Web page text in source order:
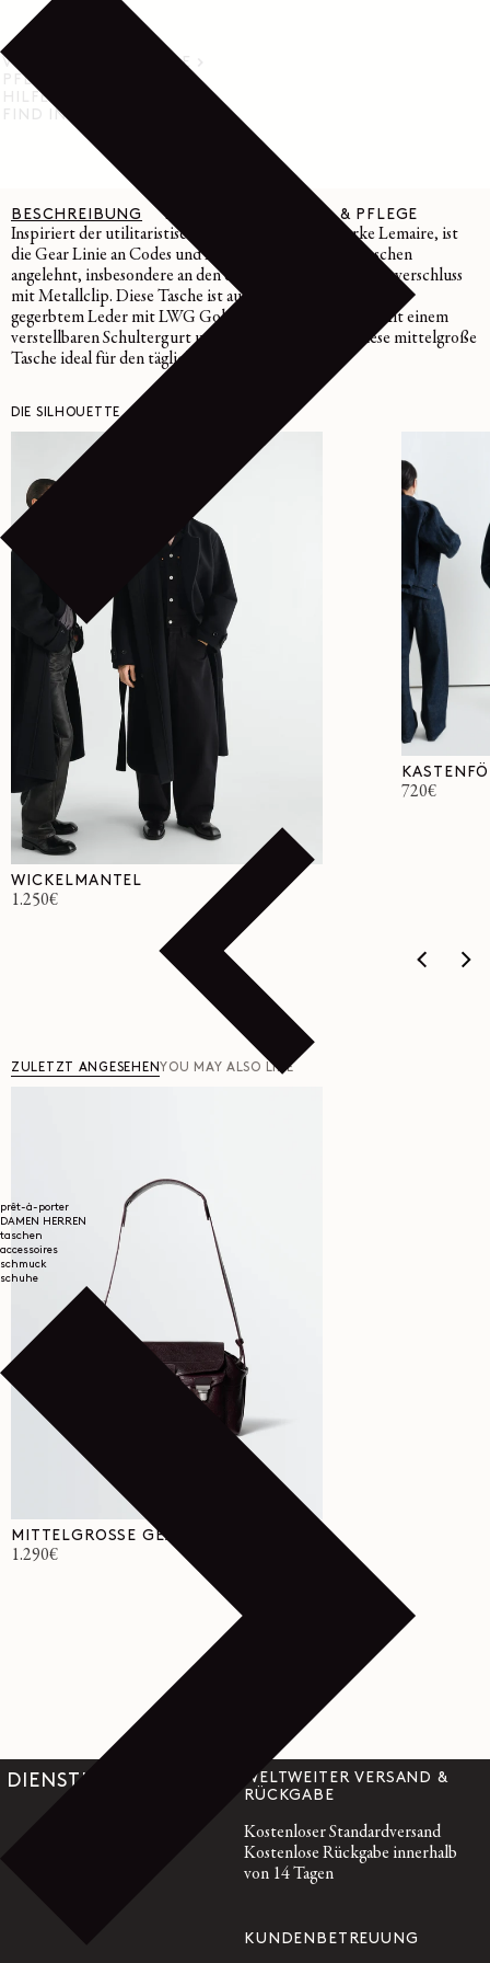
prêt-à-porter
DAMEN
HERREN
taschen
accessoires
schmuck
schuhe
VERSAND & RÜCKGABE
PFLEGEHINWEISE
HILFE & SUPPORT
FIND IN STORE
BESCHREIBUNG DETAILS MATERIAL & PFLEGE
Inspiriert der utilitaristischen Ausrichtung der Marke Lemaire, ist
die Gear Linie an Codes und Details alter Werkzeugtaschen
angelehnt, insbesondere an den charakteristischen Klappverschluss
mit Metallclip. Diese Tasche ist aus glänzendem, pflanzlich
gegerbtem Leder mit LWG Gold-Zertifikat gefertigt. Mit einem
verstellbaren Schultergurt und Fächern eignet sich diese mittelgroße
Tasche ideal für den täglichen Gebrauch.
DIE SILHOUETTE
WICKELMANTEL
Normaler
1.250€
Normaler
720€
ZULETZT ANGESEHENYOU MAY ALSO LIKE
MITTELGROSSE GEAR TASCHE
Normaler
1.290€
DIENSTLEISTUNGEN
WELTWEITER VERSAND &
RÜCKGABE
Kostenloser Standardversand
Kostenlose Rückgabe innerhalb
von 14 Tagen
KUNDENBETREUUNG